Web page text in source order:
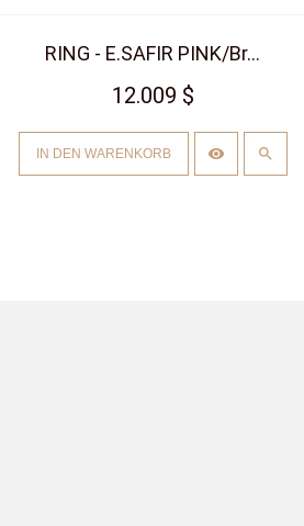
RING - E.SAFIR PINK/Br...
12.009 $
IN DEN WARENKORB